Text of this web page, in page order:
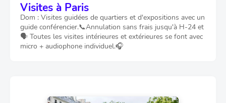
Visites à Paris
Dom : Visites guidées de quartiers et d'expositions avec un
guide conférencier.📞Annulation sans frais jusqu'à H-24 et
🗣️ Toutes les visites intérieures et extérieures se font avec
micro + audiophone individuel.🎧